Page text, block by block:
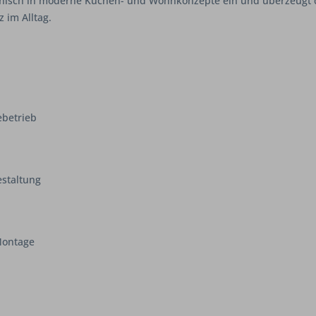
im Alltag.